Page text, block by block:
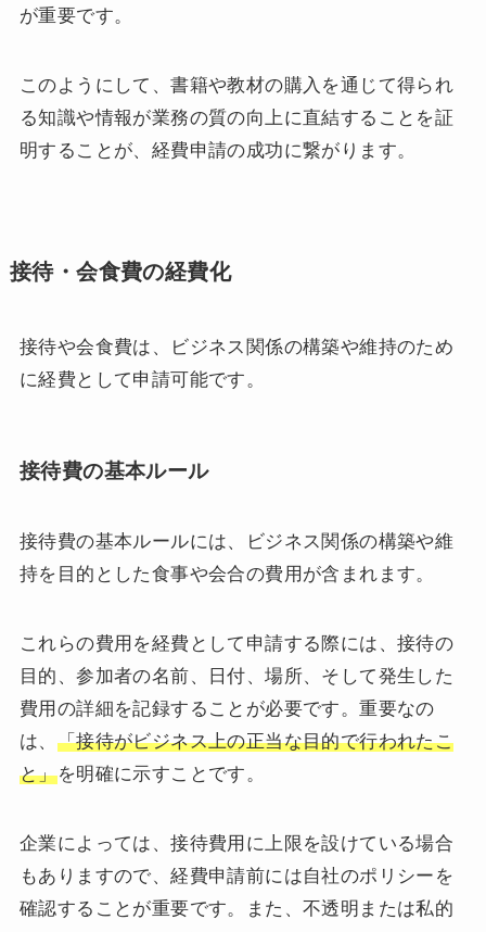
が重要です。
このようにして、書籍や教材の購入を通じて得られ
る知識や情報が業務の質の向上に直結することを証
明することが、経費申請の成功に繋がります。
接待・会食費の経費化
接待や会食費は、ビジネス関係の構築や維持のため
に経費として申請可能です。
接待費の基本ルール
接待費の基本ルールには、ビジネス関係の構築や維
持を目的とした食事や会合の費用が含まれます。
これらの費用を経費として申請する際には、接待の
目的、参加者の名前、日付、場所、そして発生した
費用の詳細を記録することが必要です。重要なの
は、 「接待がビジネス上の正当な目的で行われたこ
と」を明確に示すことです。
企業によっては、接待費用に上限を設けている場合
もありますので、経費申請前には自社のポリシーを
確認することが重要です。また、不透明または私的